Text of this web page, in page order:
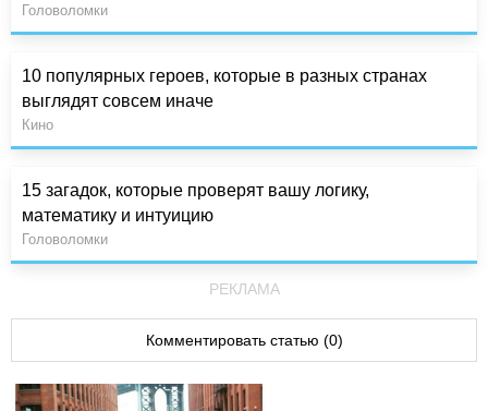
Головоломки
10 популярных героев, которые в разных странах
выглядят совсем иначе
Кино
15 загадок, которые проверят вашу логику,
математику и интуицию
Головоломки
РЕКЛАМА
Комментировать статью (0)